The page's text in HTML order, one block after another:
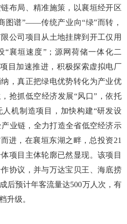
布局、精准施策，以襄垣经开区
图谱”——传统产业向“绿”而转，
公司项目从土地挂牌到开工仅用
“襄垣速度”；源网荷储一体化二
目加速推进，积极探索虚拟电厂
，真正把绿电优势转化为产业优
抢抓低空经济发展“风口”，依托
机制造项目，加快构建“研发设
业链，全力打造全省低空经济示
进，在襄垣东湖之畔，总投资21
项目主体轮廓已然显现。该项目
协议，并与万达宝贝王、海底捞
后预计年客流量达500万人次，有
升级。